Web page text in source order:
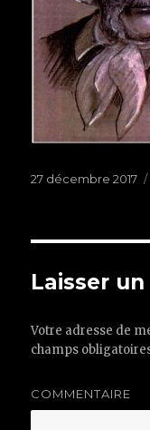
Publié
27 décembre 2017
Laisser
Votre adresse de
champs
COMMENTAIRE